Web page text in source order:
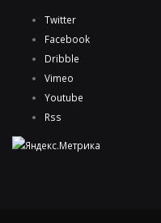
Twitter
Facebook
Dribble
Vimeo
Youtube
Rss